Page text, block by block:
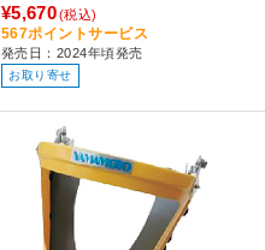
¥5,670(税込)
567ポイントサービス
発売日：2024年頃発売
お取り寄せ